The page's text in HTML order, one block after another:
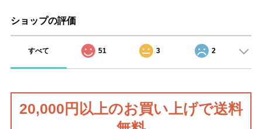
ショップの評価
すべて 51 3 2
20,000円以上のお買い上げで送料